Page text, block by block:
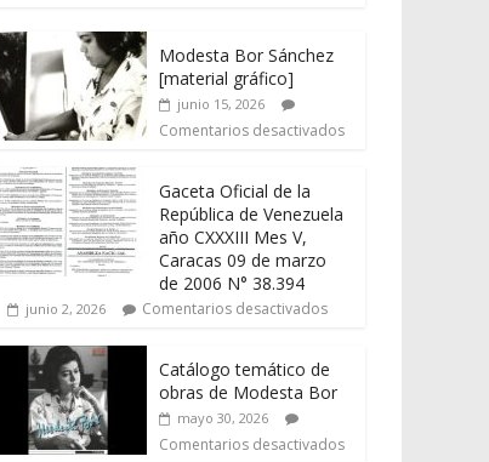
Modesta Bor Sánchez
[material gráfico]
junio 15, 2026
Comentarios desactivados
Gaceta Oficial de la
República de Venezuela
año CXXXIII Mes V,
Caracas 09 de marzo
de 2006 N° 38.394
junio 2, 2026 Comentarios desactivados
Catálogo temático de
obras de Modesta Bor
mayo 30, 2026
Comentarios desactivados